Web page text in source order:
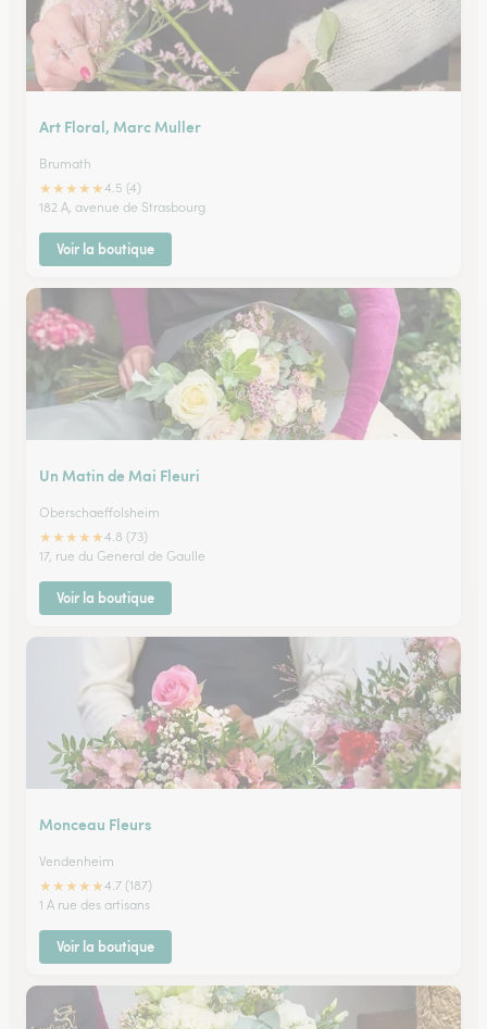
Art Floral, Marc Muller
Brumath
★★★★★4.5 (4)
182 A, avenue de Strasbourg
Voir la boutique
Un Matin de Mai Fleuri
Oberschaeffolsheim
★★★★★4.8 (73)
17, rue du General de Gaulle
Voir la boutique
Monceau Fleurs
Vendenheim
★★★★★4.7 (187)
1 A rue des artisans
Voir la boutique